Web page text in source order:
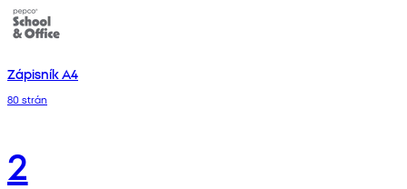
Zápisník A4
80 strán
2